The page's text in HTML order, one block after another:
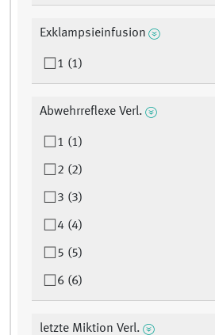
Exklampsieinfusion
1 (1)
Abwehrreflexe Verl.
1 (1)
2 (2)
3 (3)
4 (4)
5 (5)
6 (6)
letzte Miktion Verl.